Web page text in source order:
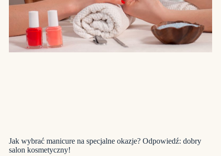
Jak wybrać manicure na specjalne okazje? Odpowiedź: dobry
salon kosmetyczny!